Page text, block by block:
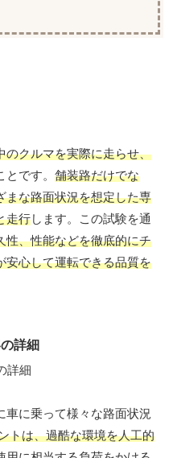
のクルマを実際に走らせ、
とです。 舗装路だけでな
まな路面状況を想定した専
走行します。この試験を通
性、性能などを徹底的にチ
安心して運転できる品質を
詳細
車に乗って様々な路面状況
トは、過酷な環境を人工的